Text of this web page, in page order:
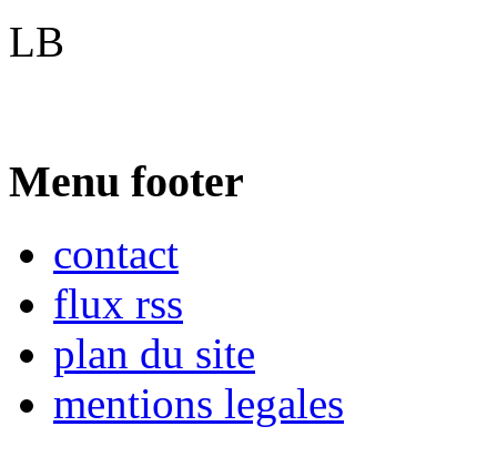
LB
Menu footer
contact
flux rss
plan du site
mentions legales